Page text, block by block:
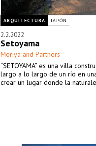
ARQUITECTURA JAPÓN
2.2.2022
Setoyama
Moriya and Partners
“SETOYAMA” es una villa
largo a lo largo de un río en
crear un lugar donde la